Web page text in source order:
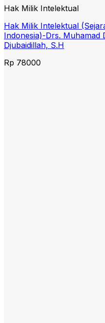
Hak Milik Intelektual
Hak Milik Intelektual
Indonesia)-Drs. Muhamad
Djubaidillah, S.H
Rp 78000